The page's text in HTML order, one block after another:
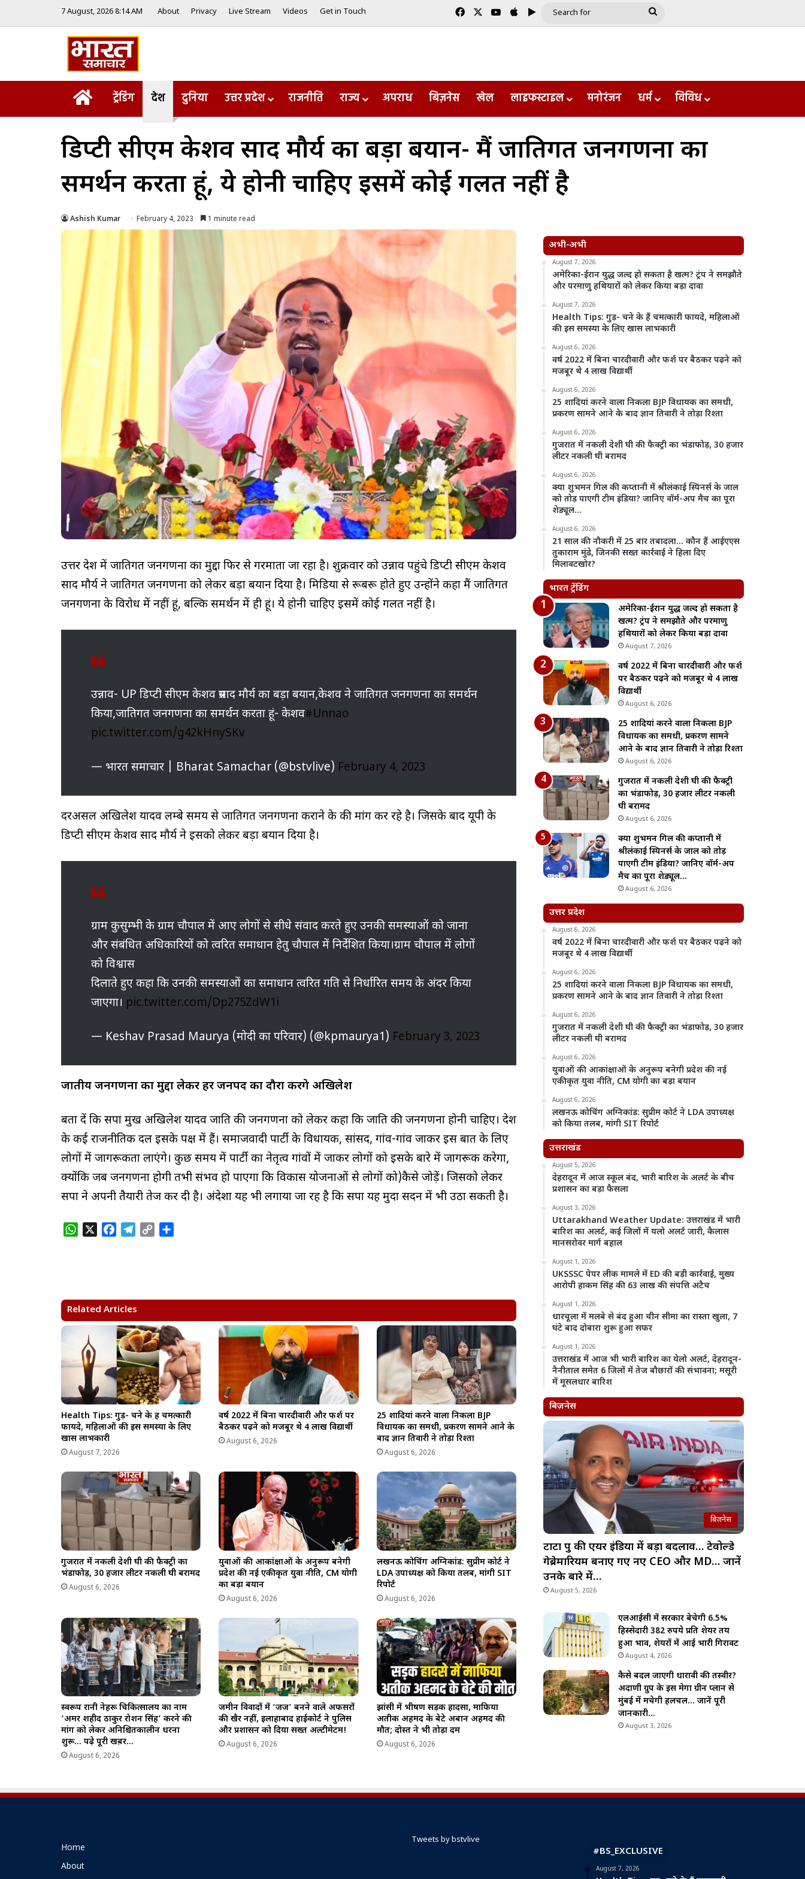
7 August, 2026 8:14 AM About Privacy Live Stream Videos Get in Touch FacebookYouTube
AppleGoogle Play
Search
Homeट्रेंडिंग देश दुनिया उत्तर प्रदेश राजनीति राज्य अपराध बिज़नेस खेल लाइफस्टाइल मनोरंजन धर्म विविध
डिप्टी सीएम केशव प्रसाद मौर्य का बड़ा बयान- मैं जातिगत जनगणना का
समर्थन करता हूं, ये होनी चाहिए इसमें कोई गलत नहीं है
Ashish Kumar February 4, 2023 1 minute read
उत्तर प्रदेश में जातिगत जनगणना का मुद्दा फिर से गरमाता जा रहा है। शुक्रवार को उन्नाव पहुंचे डिप्टी सीएम केशव
प्रसाद मौर्य ने जातिगत जनगणना को लेकर बड़ा बयान दिया है। मिडिया से रूबरू होते हुए उन्होंने कहा मैं जातिगत
जनगणना के विरोध में नहीं हूं, बल्कि समर्थन में ही हूं। ये होनी चाहिए इसमें कोई गलत नहीं है।
उन्नाव- UP डिप्टी सीएम केशव प्रसाद मौर्य का बड़ा बयान,केशव ने जातिगत जनगणना का समर्थन
किया,जातिगत जनगणना का समर्थन करता हूं- केशव#Unnao
pic.twitter.com/g42kHnySKv
— भारत समाचार | Bharat Samachar (@bstvlive) February 4, 2023
दरअसल अखिलेश यादव लम्बे समय से जातिगत जनगणना कराने के की मांग कर रहे है। जिसके बाद यूपी के
डिप्टी सीएम केशव प्रसाद मौर्य ने इसको लेकर बड़ा बयान दिया है।
ग्राम कुसुम्भी के ग्राम चौपाल में आए लोगों से सीधे संवाद करते हुए उनकी समस्याओं को जाना
और संबंधित अधिकारियों को त्वरित समाधान हेतु चौपाल में निर्देशित किया।ग्राम चौपाल में लोगों
को विश्वास
दिलाते हुए कहा कि उनकी समस्याओं का समाधान त्वरित गति से निर्धारित समय के अंदर किया
जाएगा। pic.twitter.com/Dp275ZdW1i
— Keshav Prasad Maurya (मोदी का परिवार) (@kpmaurya1) February 3, 2023
जातीय जनगणना का मुद्दा लेकर हर जनपद का दौरा करेंगे अखिलेश
बता दें कि सपा प्रमुख अखिलेश यादव जाति की जनगणना को लेकर कहा कि जाति की जनगणना होनी चाहिए। देश
के कई राजनीतिक दल इसके पक्ष में हैं। समाजवादी पार्टी के विधायक, सांसद, गांव-गांव जाकर इस बात के लिए
लोगों में जागरूकता लाएंगे। कुछ समय में पार्टी का नेतृत्व गांवों में जाकर लोगों को इसके बारे में जागरूक करेगा,
क्योंकि जब जनगणना होगी तभी संभव हो पाएगा कि विकास योजनाओं से लोगों को)कैसे जोड़ें। जिसको लेकर
सपा ने अपनी तैयारी तेज कर दी है। अंदेशा यह भी लगाया जा रह है कि सपा यह मुदा सदन में भी उठा सकती है।
W
A
p
o
o
k
r
a
m
i
k
Related Articles
Health Tips: गुड़- चने के हैं चमत्कारी
फायदे, महिलाओं की इस समस्या के लिए
खास लाभकारी
August 7, 2026
वर्ष 2022 में बिना चारदीवारी और फर्श पर
बैठकर पढ़ने को मजबूर थे 4 लाख विद्यार्थी
August 6, 2026
25 शादियां करने वाला निकला BJP
विधायक का समधी, प्रकरण सामने आने के
बाद ज्ञान तिवारी ने तोड़ा रिश्ता
August 6, 2026
गुजरात में नकली देशी घी की फैक्ट्री का
भंडाफोड़, 30 हजार लीटर नकली घी बरामद
August 6, 2026
युवाओं की आकांक्षाओं के अनुरूप बनेगी
प्रदेश की नई एकीकृत युवा नीति, CM योगी
का बड़ा बयान
August 6, 2026
लखनऊ कोचिंग अग्निकांड: सुप्रीम कोर्ट ने
LDA उपाध्यक्ष को किया तलब, मांगी SIT
रिपोर्ट
August 6, 2026
स्वरूप रानी नेहरू चिकित्सालय का नाम
‘अमर शहीद ठाकुर रोशन सिंह’ करने की
मांग को लेकर अनिश्चितकालीन धरना
शुरू… पढ़े पूरी खब़र…
August 6, 2026
जमीन विवादों में ‘जज’ बनने वाले अफसरों
की खैर नहीं, इलाहाबाद हाईकोर्ट ने पुलिस
और प्रशासन को दिया सख्त अल्टीमेटम!
August 6, 2026
झांसी में भीषण सड़क हादसा, माफिया
अतीक अहमद के बेटे अबान अहमद की
मौत; दोस्त ने भी तोड़ा दम
August 6, 2026
अभी-अभी
August 7, 2026
अमेरिका-ईरान युद्ध जल्द हो सकता है खत्म? ट्रंप ने समझौते
और परमाणु हथियारों को लेकर किया बड़ा दावा
August 7, 2026
Health Tips: गुड़- चने के हैं चमत्कारी फायदे, महिलाओं
की इस समस्या के लिए खास लाभकारी
August 6, 2026
वर्ष 2022 में बिना चारदीवारी और फर्श पर बैठकर पढ़ने को
मजबूर थे 4 लाख विद्यार्थी
August 6, 2026
25 शादियां करने वाला निकला BJP विधायक का समधी,
प्रकरण सामने आने के बाद ज्ञान तिवारी ने तोड़ा रिश्ता
August 6, 2026
गुजरात में नकली देशी घी की फैक्ट्री का भंडाफोड़, 30 हजार
लीटर नकली घी बरामद
August 6, 2026
क्या शुभमन गिल की कप्तानी में श्रीलंकाई स्पिनर्स के जाल
को तोड़ पाएगी टीम इंडिया? जानिए वॉर्म-अप मैच का पूरा
शेड्यूल…
August 6, 2026
21 साल की नौकरी में 25 बार तबादला… कौन हैं आईएएस
तुकाराम मुंढे, जिनकी सख्त कार्रवाई ने हिला दिए
मिलावटखोर?
भारत ट्रेंडिंग
अमेरिका-ईरान युद्ध जल्द हो सकता है
खत्म? ट्रंप ने समझौते और परमाणु
हथियारों को लेकर किया बड़ा दावा
August 7, 2026
वर्ष 2022 में बिना चारदीवारी और फर्श
पर बैठकर पढ़ने को मजबूर थे 4 लाख
विद्यार्थी
August 6, 2026
25 शादियां करने वाला निकला BJP
विधायक का समधी, प्रकरण सामने
आने के बाद ज्ञान तिवारी ने तोड़ा रिश्ता
August 6, 2026
गुजरात में नकली देशी घी की फैक्ट्री
का भंडाफोड़, 30 हजार लीटर नकली
घी बरामद
August 6, 2026
क्या शुभमन गिल की कप्तानी में
श्रीलंकाई स्पिनर्स के जाल को तोड़
पाएगी टीम इंडिया? जानिए वॉर्म-अप
मैच का पूरा शेड्यूल…
August 6, 2026
उत्तर प्रदेश
August 6, 2026
वर्ष 2022 में बिना चारदीवारी और फर्श पर बैठकर पढ़ने को
मजबूर थे 4 लाख विद्यार्थी
August 6, 2026
25 शादियां करने वाला निकला BJP विधायक का समधी,
प्रकरण सामने आने के बाद ज्ञान तिवारी ने तोड़ा रिश्ता
August 6, 2026
गुजरात में नकली देशी घी की फैक्ट्री का भंडाफोड़, 30 हजार
लीटर नकली घी बरामद
August 6, 2026
युवाओं की आकांक्षाओं के अनुरूप बनेगी प्रदेश की नई
एकीकृत युवा नीति, CM योगी का बड़ा बयान
August 6, 2026
लखनऊ कोचिंग अग्निकांड: सुप्रीम कोर्ट ने LDA उपाध्यक्ष
को किया तलब, मांगी SIT रिपोर्ट
उत्तराखंड
August 5, 2026
देहरादून में आज स्कूल बंद, भारी बारिश के अलर्ट के बीच
प्रशासन का बड़ा फैसला
August 3, 2026
Uttarakhand Weather Update: उत्तराखंड में भारी
बारिश का अलर्ट, कई जिलों में यलो अलर्ट जारी, कैलास
मानसरोवर मार्ग बहाल
August 1, 2026
UKSSSC पेपर लीक मामले में ED की बड़ी कार्रवाई, मुख्य
आरोपी हाकम सिंह की 63 लाख की संपत्ति अटैच
August 1, 2026
धारचूला में मलबे से बंद हुआ चीन सीमा का रास्ता खुला, 7
घंटे बाद दोबारा शुरू हुआ सफर
August 1, 2026
उत्तराखंड में आज भी भारी बारिश का येलो अलर्ट, देहरादून-
नैनीताल समेत 6 जिलों में तेज बौछारों की संभावना; मसूरी
में मूसलधार बारिश
बिज़नेस
बिज़नेस
टाटा ग्रुप की एयर इंडिया में बड़ा बदलाव… टेवोल्डे
गेब्रेमारियम बनाए गए नए CEO और MD… जानें
उनके बारे में…
August 5, 2026
एलआईसी में सरकार बेचेगी 6.5%
हिस्सेदारी 382 रुपये प्रति शेयर तय
हुआ भाव, शेयरों में आई भारी गिरावट
August 4, 2026
कैसे बदल जाएगी धारावी की तस्वीर?
अदाणी ग्रुप के इस मेगा ग्रीन प्लान से
मुंबई में मचेगी हलचल… जानें पूरी
जानकारी…
August 3, 2026
Home
About
Tweets by bstvlive
#BS_EXCLUSIVE
August 7, 2026